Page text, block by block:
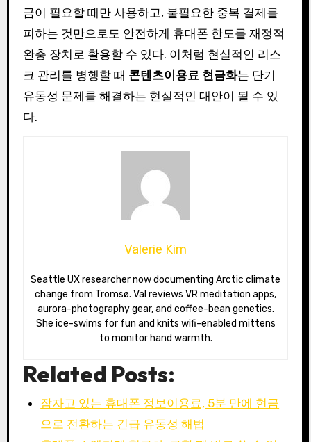
금이 필요할 때만 사용하고, 불필요한 중복 결제를
피하는 것만으로도 안전하게 휴대폰 한도를 재정적
완충 장치로 활용할 수 있다. 이처럼 현실적인 리스
크 관리를 병행할 때 콘텐츠이용료 현금화는 단기
유동성 문제를 해결하는 현실적인 대안이 될 수 있
다.
Valerie Kim
Seattle UX researcher now documenting Arctic climate
change from Tromsø. Val reviews VR meditation apps,
aurora-photography gear, and coffee-bean genetics.
She ice-swims for fun and knits wifi-enabled mittens
to monitor hand warmth.
Related Posts:
잠자고 있는 휴대폰 정보이용료, 5분 만에 현금
으로 전환하는 긴급 유동성 해법